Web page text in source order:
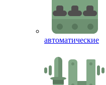
автоматические